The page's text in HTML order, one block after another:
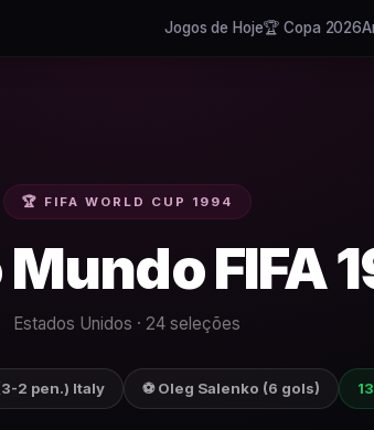
Jogos de Hoje🏆 Copa 2026
🏆 FIFA WORLD CUP 1994
Mundo FIFA
Estados Unidos · 24 seleções
2 pen.) Italy ⚽Oleg Salenko (6 gols)